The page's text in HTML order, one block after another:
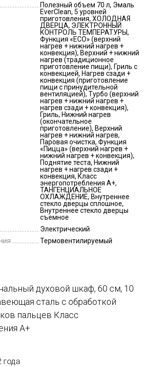
Полезный объем 70 л, Эмаль
EverClean, 5 уровней
приготовления, ХОЛОДНАЯ
ДВЕРЦА, ЭЛЕКТРОННЫЙ
КОНТРОЛЬ ТЕМПЕРАТУРЫ,
Функция «ECO» (верхний
нагрев + нижний нагрев +
конвекция), Верхний + нижний
нагрев (традиционное
приготовление пищи), Гриль с
конвекцией, Нагрев сзади +
конвекция (приготовление
пищи с принудительной
вентиляцией), Турбо (верхний
нагрев + нижний нагрев +
нагрев сзади + конвекция),
Гриль, Нижний нагрев
(окончательное
приготовление), Верхний
нагрев + нижний нагрев,
Паровая очистка, Функция
«Пицца» (верхний нагрев +
нижний нагрев + конвекция),
Поднятие теста, Нижний
нагрев + нагрев сзади +
конвекция, Класс
энергопотребления A+,
ТАНГЕНЦИАЛЬНОЕ
ОХЛАЖДЕНИЕ, Внутреннее
стекло дверцы сплошное,
Внутреннее стекло дверцы
съемное
Электрический
Термовентилируемый
духовой шкаф, 60 см, 10
сталь с обработкой
пальцев Класс
А+
года